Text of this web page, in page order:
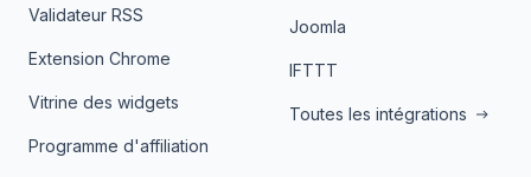
Validateur RSS
Extension Chrome
Vitrine des widgets
Programme d'affiliation
Joomla
IFTTT
Toutes les intégrations